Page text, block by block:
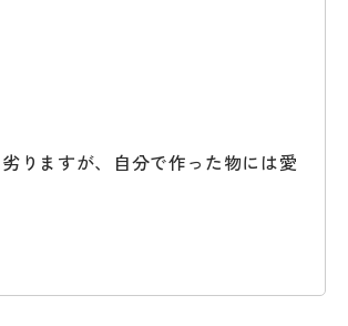
りますが、自分で作った物には愛